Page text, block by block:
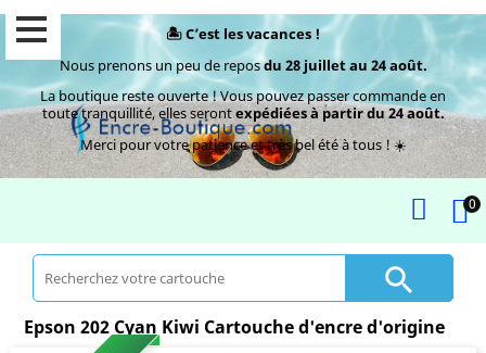
🏝️ C’est les vacances !
Nous prenons un peu de reposdu 28 juillet au 24 août.
La boutique reste ouverte ! Vous pouvez passer commande en
toute tranquillité, elles serontexpédiées à partir du 24 août.
Merci pour votre patience et très bel été à tous ! ☀️
0

Epson 202 Cyan Kiwi Cartouche d'encre d'origine